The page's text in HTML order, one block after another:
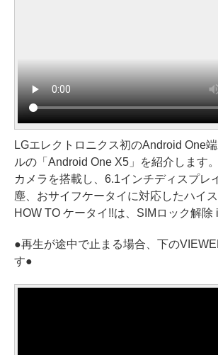
LGエレクトロニクス初のAndroid One
ルの「Android One X5」を紹介します
カメラを搭載し、6.1インチディスプレ
塵、おサイフケータイに対応したハイス
HOW TO ケータイ!!は、SIMロック解除
●再生が途中で止まる場合、下の
す●